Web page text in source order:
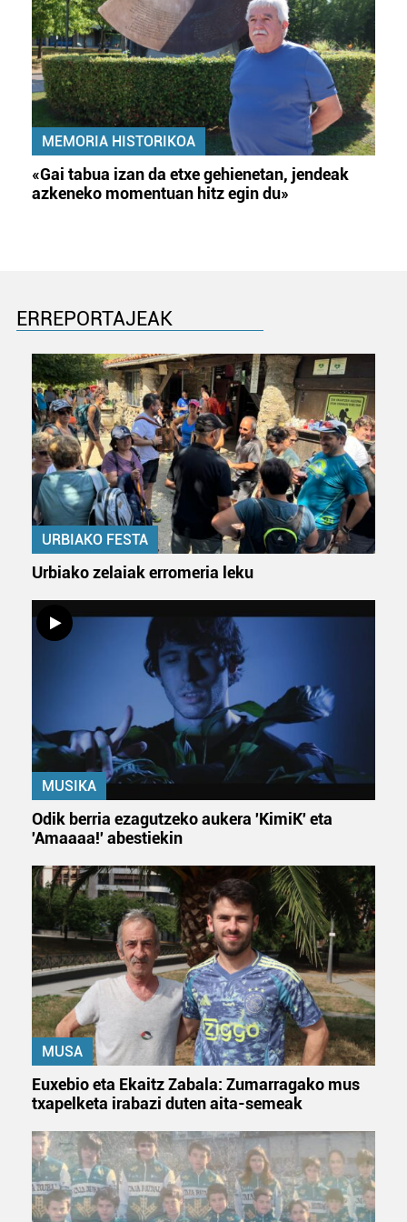
MEMORIA HISTORIKOA
«Gai tabua izan da etxe gehienetan, jendeak
azkeneko momentuan hitz egin du»
ERREPORTAJEAK
URBIAKO FESTA
Urbiako zelaiak erromeria leku
MUSIKA
Odik berria ezagutzeko aukera 'KimiK' eta
'Amaaaa!' abestiekin
MUSA
Euxebio eta Ekaitz Zabala: Zumarragako mus
txapelketa irabazi duten aita-semeak